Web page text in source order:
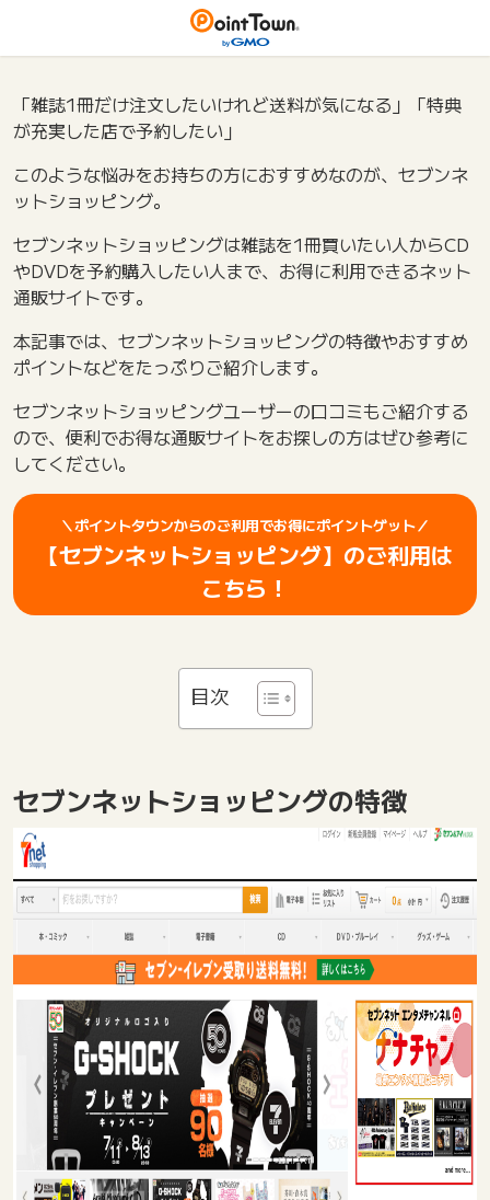
「雑誌1冊だけ注文したいけれど送料が気になる」「特典
が充実した店で予約したい」
このような悩みをお持ちの方におすすめなのが、セブンネ
ットショッピング。
セブンネットショッピングは雑誌を1冊買いたい人からCD
やDVDを予約購入したい人まで、お得に利用できるネット
通販サイトです。
本記事では、セブンネットショッピングの特徴やおすすめ
ポイントなどをたっぷりご紹介します。
セブンネットショッピングユーザーの口コミもご紹介する
ので、便利でお得な通販サイトをお探しの方はぜひ参考に
してください。
＼ポイントタウンからのご利用でお得にポイントゲット／
【セブンネットショッピング】のご利用は
こちら！
目次
セブンネットショッピングの特徴